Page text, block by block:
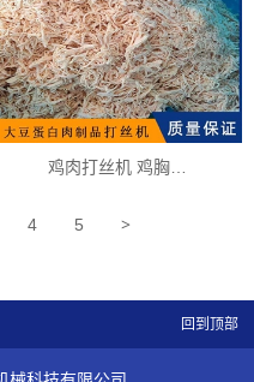
鸡肉打丝机 鸡胸…
4 5 >
回到顶部